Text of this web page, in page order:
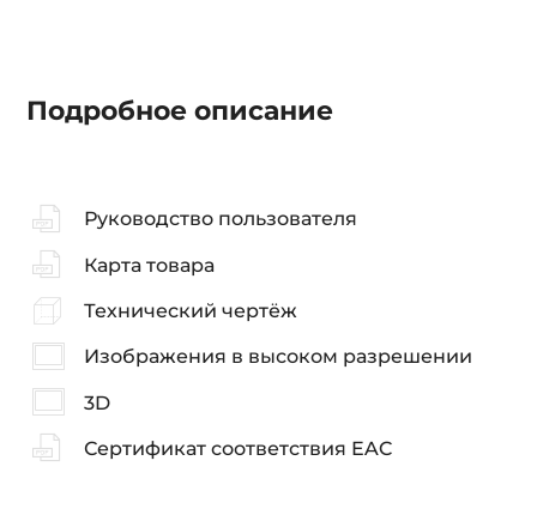
Подробное описание
Руководство пользователя
Карта товара
Технический чертёж
Изображения в высоком разрешении
3D
Сертификат соответствия EAC